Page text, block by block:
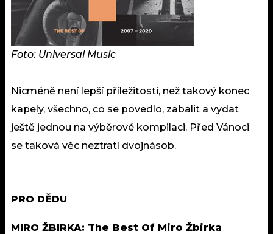
Foto: Universal Music
Nicméně není lepší příležitosti, než takový konec
kapely, všechno, co se povedlo, zabalit a vydat
ještě jednou na výběrové kompilaci. Před Vánoci
se taková věc neztratí dvojnásob.
PRO DĚDU
MIRO ŽBIRKA: The Best Of Miro Žbirka